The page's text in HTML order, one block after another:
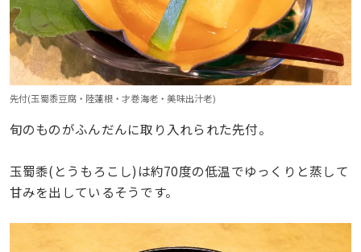
先付(玉蜀黍豆腐・陸蓮根・才巻海老・美味出汁老)
旬のものがふんだんに取り入れられた先付。
玉蜀黍(とうもろこし)は約70度の低温でゆっくりと蒸して
甘みを出しているそうです。